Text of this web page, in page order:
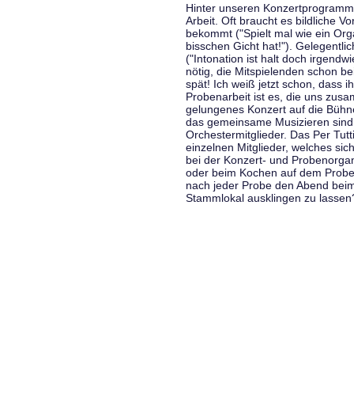
Hinter unseren
Arbeit. Oft braucht es bildliche
bekommt ("Spielt mal wie ein
bisschen Gicht hat!").
("Intonation ist halt doch
nötig, die Mitspielenden schon
spät! Ich weiß jetzt schon, dass
Probenarbeit ist es, die uns
gelungenes Konzert auf die
das gemeinsame Musizieren
Orchestermitglieder. Das Per
einzelnen Mitglieder, welches
bei der Konzert- und
oder beim Kochen auf dem
nach jeder Probe den Abend
Stammlokal ausklingen zu